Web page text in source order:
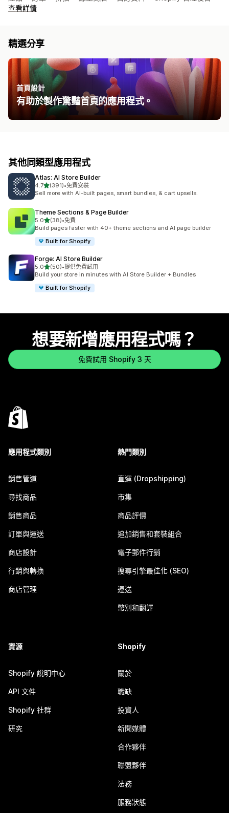
查看詳情
精選分享
首頁設計
有助於製作驚豔首頁的應用程式。
其他同類型應用程式
Atlas: AI Store Builder
4.7滿分 5 顆星
(391)
共有 391 則評價
•免費安裝
Sell more with AI-built pages, smart bundles, & cart upsells.
Theme Sections & Page Builder
5.0滿分 5 顆星
(38)
共有 38 則評價
•免費
Build pages faster with 40+ theme sections and AI page builder
Built for Shopify
Forge: AI Store Builder
5.0滿分 5 顆星
(50)
共有 50 則評價
•提供免費試用
Build your store in minutes with AI Store Builder + Bundles
Built for Shopify
想要新增應用程式嗎？
免費試用 Shopify 3 天
應用程式類別
銷售管道
尋找商品
銷售商品
訂單與運送
商店設計
行銷與轉換
商店管理
熱門類別
直運 (Dropshipping)
市集
商品評價
追加銷售和套裝組合
電子郵件行銷
搜尋引擎最佳化 (SEO)
運送
幣別和翻譯
資源
Shopify 說明中心
API 文件
Shopify 社群
研究
Shopify
關於
職缺
投資人
新聞媒體
合作夥伴
聯盟夥伴
法務
服務狀態